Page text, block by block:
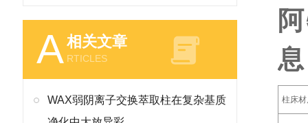
A相关文章
RTICLES
WAX弱阴离子交换萃取柱在复杂基质
柱床